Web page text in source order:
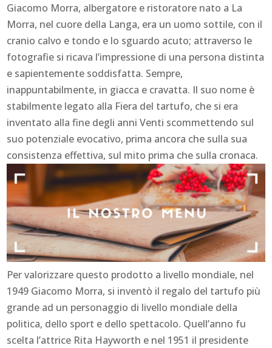
Giacomo Morra, albergatore e ristoratore nato a La
Morra, nel cuore della Langa, era un uomo sottile, con il
cranio calvo e tondo e lo sguardo acuto; attraverso le
fotografie si ricava l’impressione di una persona distinta
e sapientemente soddisfatta. Sempre,
inappuntabilmente, in giacca e cravatta. Il suo nome è
stabilmente legato alla Fiera del tartufo, che si era
inventato alla fine degli anni Venti scommettendo sul
suo potenziale evocativo, prima ancora che sulla sua
consistenza effettiva, sul mito prima che sulla cronaca.
Per valorizzare questo prodotto a livello mondiale, nel
1949 Giacomo Morra, si inventò il regalo del tartufo più
grande ad un personaggio di livello mondiale della
politica, dello sport e dello spettacolo. Quell’anno fu
scelta l’attrice Rita Hayworth e nel 1951 il presidente